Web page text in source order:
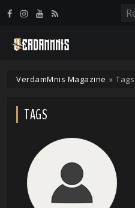
VerdamMnis Magazine » Tags
TAGS
Panneau de gestion des cookies